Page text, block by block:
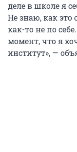
деле в школе я
Не знаю, как
как-то не по
момент, что я
институт», —